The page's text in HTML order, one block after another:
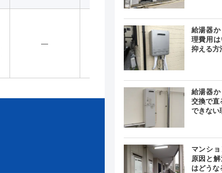
― 最短30分
給湯器
理費用
抑える方
給湯器
交換で直
できない
マンシ
原因と
はどうな